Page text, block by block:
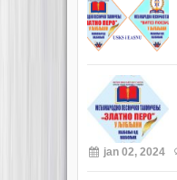
jan 02, 2024